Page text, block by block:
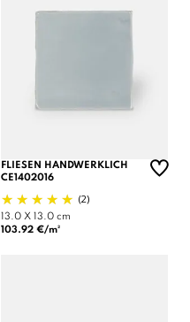
FLIESEN HANDWERKLICH
CE1402016
(2)
13.0 X 13.0 cm
103.92 €/m²